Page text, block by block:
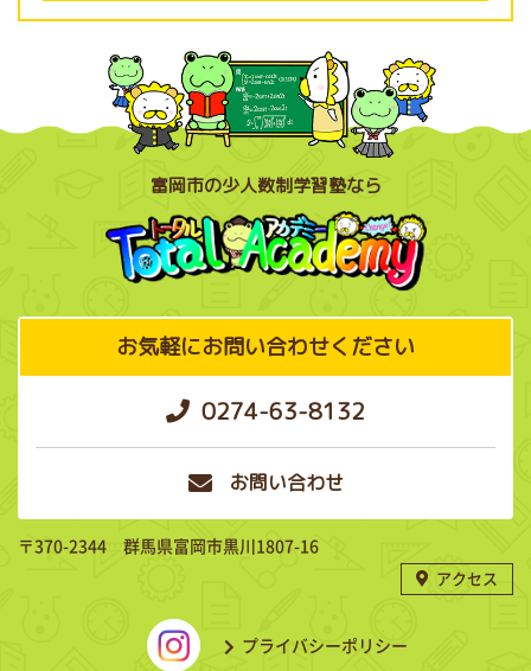
富岡市の少人数制学習塾なら
お気軽にお問い合わせください
0274-63-8132
お問い合わせ
〒370-2344 群馬県富岡市黒川1807-16
アクセス
プライバシーポリシー